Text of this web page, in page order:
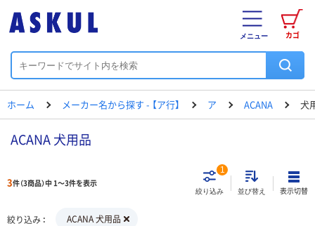
カゴ
メニュー
ホーム メーカー名から探す - 【ア行】 ア ACANA 犬
ACANA 犬用品
3件（3商品）中 1～3件を表示
絞り込み
1
並び替え 表示切替
絞り込み ACANA 犬用品